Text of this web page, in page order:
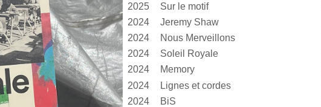
2025
Sur le motif
2024
Jeremy Shaw
2024
Nous Merveillons
2024
Soleil Royale
2024
Memory
2024
Lignes et cordes
2024
BiS